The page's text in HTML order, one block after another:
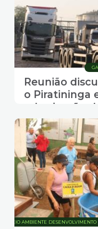
Reunião
o Piratininga
arborização
MEIO AMBIENTE